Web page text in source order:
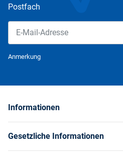
Postfach
Anmerkung
Informationen
Gesetzliche Informationen